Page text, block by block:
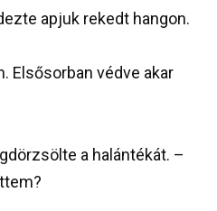
apjuk rekedt hangon.
Elsősorban védve akar
a halántékát. –